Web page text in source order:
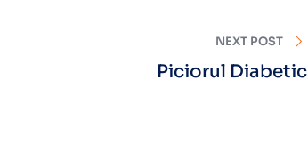
NEXT POST
Piciorul Diabetic